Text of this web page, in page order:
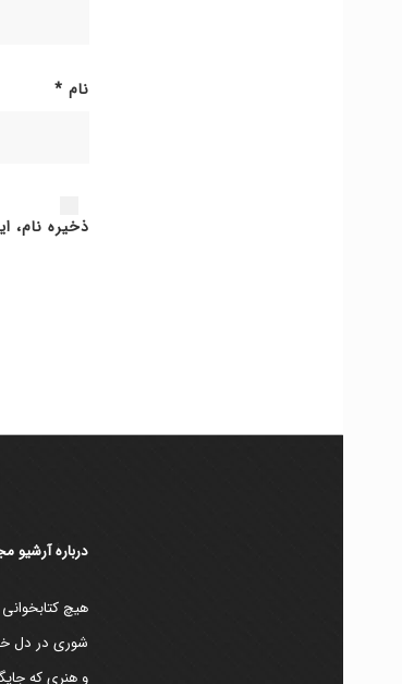
نام *
ذخیره نام،
دربارۀ آرشیو
هیچ
شوری در دل
و هنری که